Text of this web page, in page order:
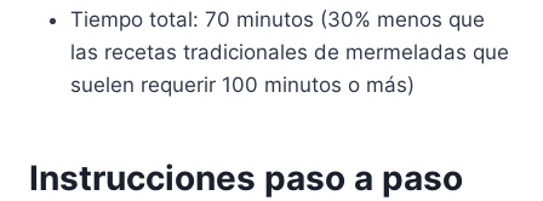
Tiempo total: 70 minutos (30% menos que
las recetas tradicionales de mermeladas que
suelen requerir 100 minutos o más)
Instrucciones paso a paso